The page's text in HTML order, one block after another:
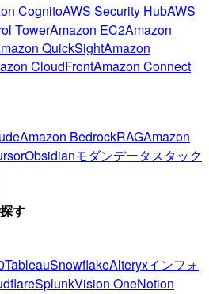
CognitoAWS Security HubAWS
TowerAmazon EC2Amazon
QuickSightAmazon
CloudFrontAmazon Connect
Amazon BedrockRAGAmazon
Obsidianモダンデータスタック
す
TableauSnowflakeAlteryxインフォ
SplunkVision OneNotion